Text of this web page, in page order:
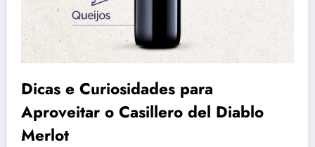
Dicas e Curiosidades para
Aproveitar o Casillero del Diablo
Merlot